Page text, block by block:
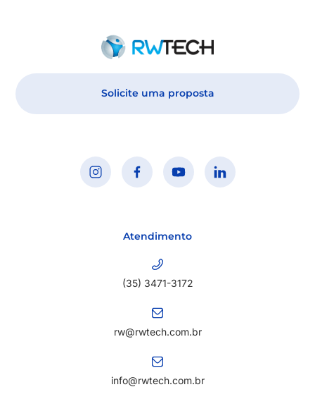
Solicite uma proposta
Atendimento
(35) 3471-3172
rw@rwtech.com.br
info@rwtech.com.br